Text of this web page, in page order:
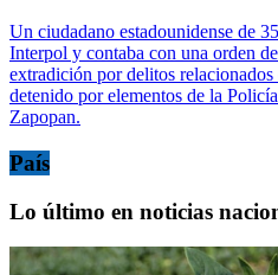
Un ciudadano estadounidense de
Interpol y contaba con una orden
extradición por delitos
detenido por elementos de la
Zapopan.
País
Lo último en noticias